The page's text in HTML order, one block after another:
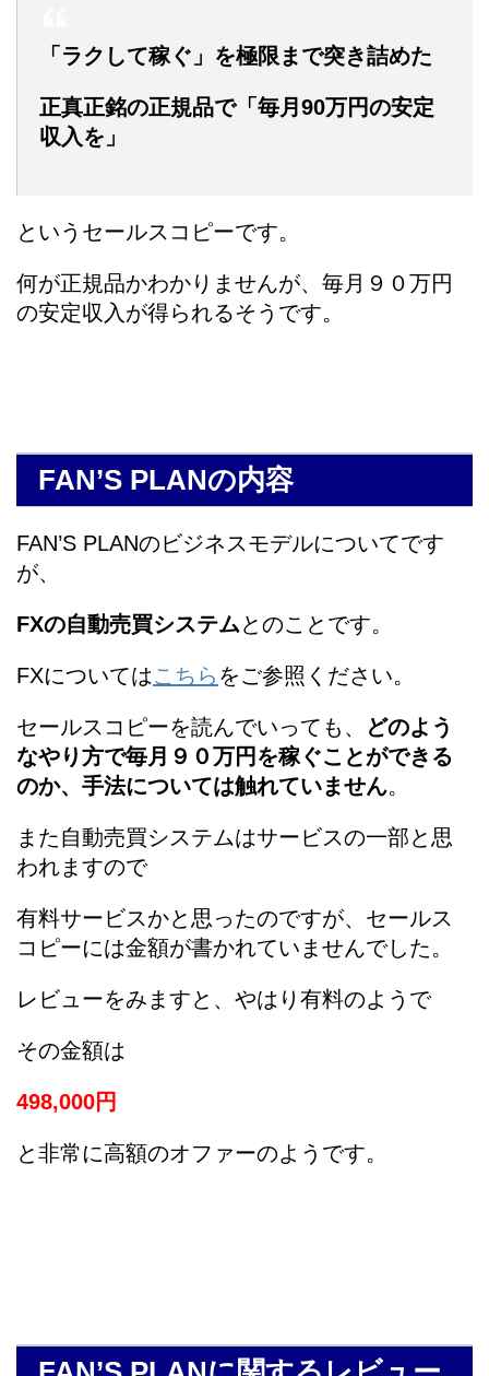
「ラクして稼ぐ」を極限まで突き詰めた
正真正銘の正規品で「毎月90万円の安定
収入を」
というセールスコピーです。
何が正規品かわかりませんが、毎月９０万円
の安定収入が得られるそうです。
FAN’S PLANの内容
FAN’S PLANのビジネスモデルについてです
が、
FXの自動売買システムとのことです。
FXについてはこちら をご参照ください。
セールスコピーを読んでいっても、
どのよう
なやり方で毎月９０万円を稼ぐことができる
のか、手法については触れていません。
また自動売買システムはサービスの一部と思
われますので
有料サービスかと思ったのですが、セールス
コピーには金額が書かれていませんでした。
レビューをみますと、やはり有料のようで
その金額は
498,000円
と非常に高額のオファーのようです。